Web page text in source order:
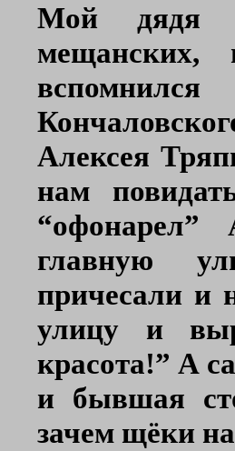
Мой дядя
мещанских,
Алексея
нам
главную
причесали и
улицу и
красота!” А
и бывшая
зачем щёки